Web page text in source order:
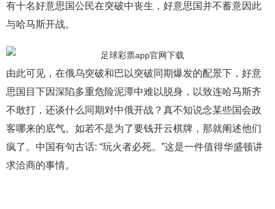
有十名好意思国公民在突破中丧生，好意思国并不蓄意因此
与哈马斯开战。
由此可见，在俄乌突破和巴以突破同期爆发的配景下，好意
思国目下因深陷多重危险泥潭中难以脱身，以致连哈马斯齐
不敢打，还谈什么同期对中俄开战？真不知说念某些国会政
客哪来的底气。如若不是为了要钱开云棋牌，那就阐述他们
疯了。中国有句古话: “玩火者必死。”这是一件值得华盛顿讲
求洽商的事情。